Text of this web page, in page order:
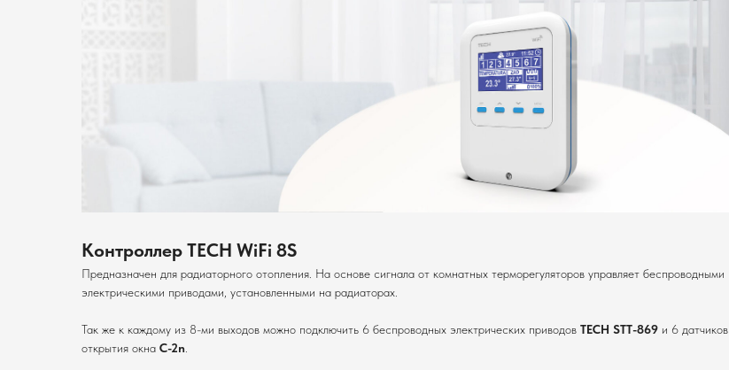
Контроллер TECH WiFi 8S
Предназначен для радиаторного отопления. На основе сигнала от комнатных терморегуляторов управляет беспроводными
электрическими приводами, установленными на радиаторах.
Так же к каждому из 8-ми выходов можно подключить 6 беспроводных электрических приводов TECH STT-869 и 6 датчиков
открытия окна C-2n.